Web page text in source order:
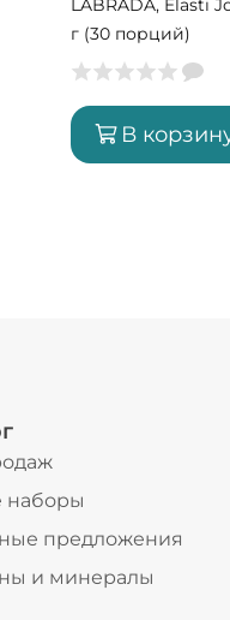
LABRADA, Elasti
г (30 порций)
В
наборы
предложения
и минералы